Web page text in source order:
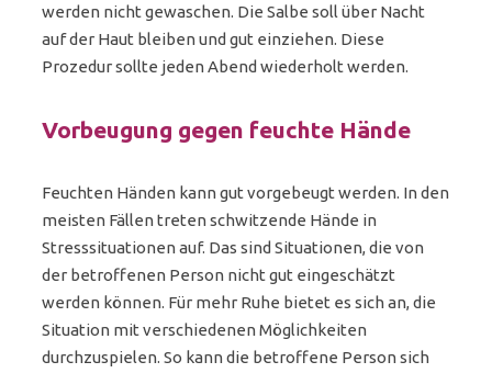
werden nicht gewaschen. Die Salbe soll über Nacht
auf der Haut bleiben und gut einziehen. Diese
Prozedur sollte jeden Abend wiederholt werden.
Vorbeugung gegen feuchte Hände
Feuchten Händen kann gut vorgebeugt werden. In den
meisten Fällen treten schwitzende Hände in
Stresssituationen auf. Das sind Situationen, die von
der betroffenen Person nicht gut eingeschätzt
werden können. Für mehr Ruhe bietet es sich an, die
Situation mit verschiedenen Möglichkeiten
durchzuspielen. So kann die betroffene Person sich